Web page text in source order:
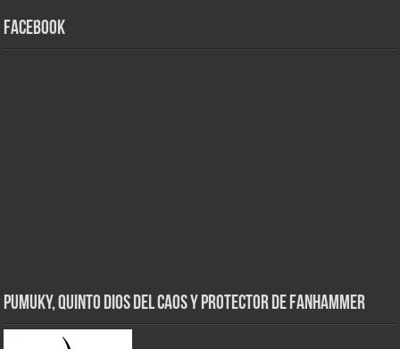
Facebook
Pumuky, Quinto Dios del Caos y Protector de FanHammer